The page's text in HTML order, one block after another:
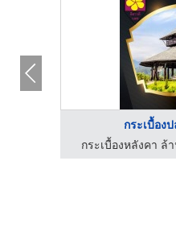
กระเบื้อง
กระเบื้องหลังคา ล้